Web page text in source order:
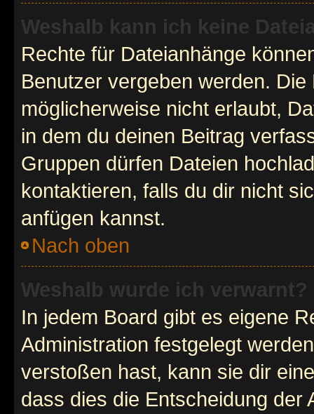
Weshalb kann ich keine
Rechte für Dateianhänge
Benutzer vergeben werden.
möglicherweise nicht erlaubt,
in dem du deinen Beitrag
Gruppen dürfen Dateien
kontaktieren, falls du dir nicht
anfügen kannst.
Nach oben
Weshalb wurde ich verwarnt?
In jedem Board gibt es eigene
Administration festgelegt
verstoßen hast, kann sie dir
dass dies die Entscheidung der